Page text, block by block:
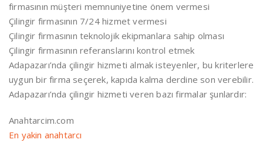
firmasının müşteri memnuniyetine önem vermesi
Çilingir firmasının 7/24 hizmet vermesi
Çilingir firmasının teknolojik ekipmanlara sahip olması
Çilingir firmasının referanslarını kontrol etmek
Adapazarı’nda çilingir hizmeti almak isteyenler, bu kriterlere
uygun bir firma seçerek, kapıda kalma derdine son verebilir.
Adapazarı’nda çilingir hizmeti veren bazı firmalar şunlardır:
Anahtarcim.com
En yakin anahtarcı